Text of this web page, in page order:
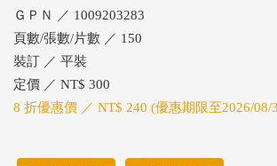
ＧＰＮ ／ 1009203283
頁數/張數/片數 ／ 150
裝訂 ／ 平裝
定價 ／ NT$ 300
8 折優惠價 ／ NT$ 240 (優惠期限至2026/08/